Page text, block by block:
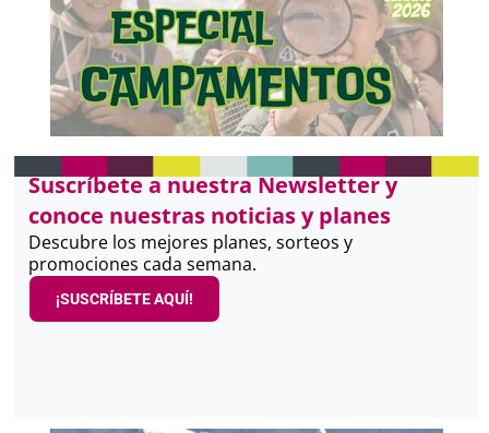
Suscríbete a nuestra Newsletter y
conoce nuestras noticias y planes
Descubre los mejores planes, sorteos y
promociones cada semana.
¡SUSCRÍBETE AQUÍ!